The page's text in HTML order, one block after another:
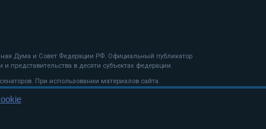
Дума и Совет Федерации РФ. Официальный публикатор
представительства в десяти субъектах федерации.
При использовании материалов сайта